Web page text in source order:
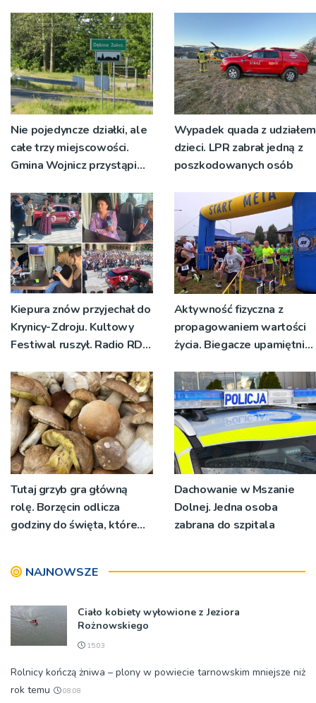
Nie pojedyncze działki, ale
całe trzy miejscowości.
Gmina Wojnicz przystąpi
planistycznych
Wypadek quada z udziałem
dzieci. LPR zabrał jedną z
poszkodowanych osób
Kiepura znów przyjechał do
Krynicy-Zdroju. Kultowy
Festiwal ruszył. Radio RDN
żywo [ZDJĘCIA]
Aktywność fizyczna z
propagowaniem wartości
życia. Biegacze upamiętnili
Tutaj grzyb gra główną
rolę. Borzęcin odlicza
godziny do święta, które
Dachowanie w Mszanie
Dolnej. Jedna osoba
zabrana do szpitala
NAJNOWSZE
Ciało kobiety wyłowione z Jeziora
Rożnowskiego
15:03
Rolnicy kończą żniwa – plony w powiecie tarnowskim mniejsze niż
rok temu
08:08